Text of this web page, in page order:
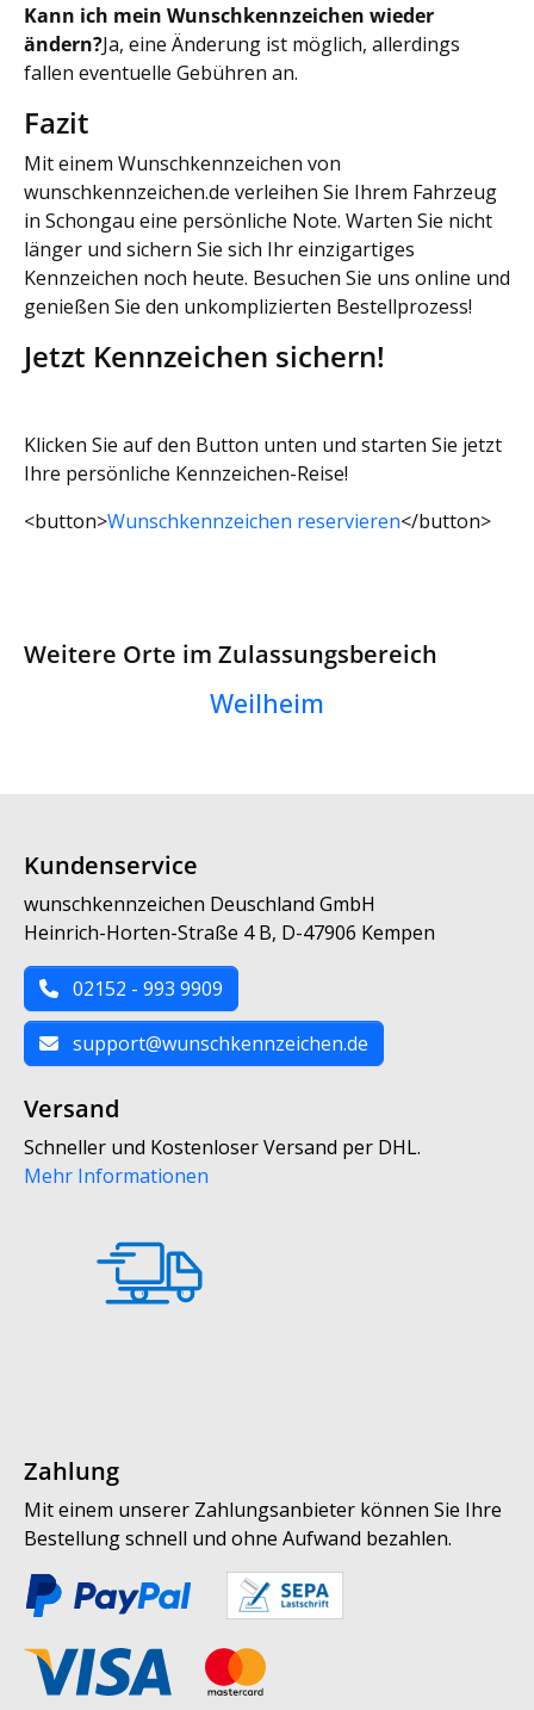
Kann ich mein Wunschkennzeichen wieder
ändern?Ja, eine Änderung ist möglich, allerdings
fallen eventuelle Gebühren an.
Fazit
Mit einem Wunschkennzeichen von
wunschkennzeichen.de verleihen Sie Ihrem Fahrzeug
in Schongau eine persönliche Note. Warten Sie nicht
länger und sichern Sie sich Ihr einzigartiges
Kennzeichen noch heute. Besuchen Sie uns online und
genießen Sie den unkomplizierten Bestellprozess!
Jetzt Kennzeichen sichern!
Klicken Sie auf den Button unten und starten Sie jetzt
Ihre persönliche Kennzeichen-Reise!
<button>Wunschkennzeichen reservieren</button>
Weitere Orte im Zulassungsbereich
Weilheim
Kundenservice
wunschkennzeichen Deuschland GmbH
Heinrich-Horten-Straße 4 B, D-47906 Kempen
02152 - 993 9909
support@wunschkennzeichen.de
Versand
Schneller und Kostenloser Versand per DHL.
Mehr Informationen
Zahlung
Mit einem unserer Zahlungsanbieter können Sie Ihre
Bestellung schnell und ohne Aufwand bezahlen.